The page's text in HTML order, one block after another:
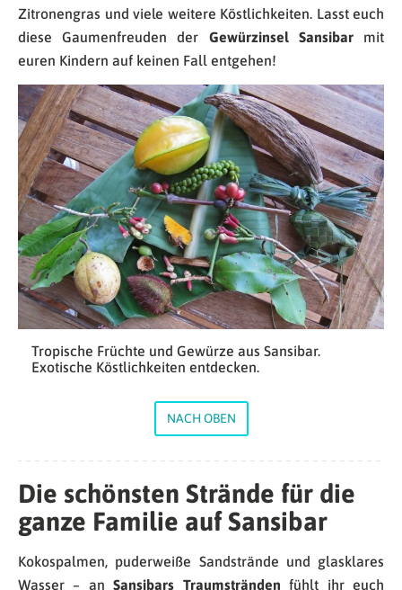
Zitronengras und viele weitere Köstlichkeiten. Lasst euch
diese Gaumenfreuden der Gewürzinsel Sansibarmit
euren Kindern auf keinen Fall entgehen!
Tropische Früchte und Gewürze aus Sansibar.
Exotische Köstlichkeiten entdecken.
NACH OBEN
Die schönsten Strände für die
ganze Familie auf Sansibar
Kokospalmen, puderweiße Sandstrände und glasklares
Wasser – anSansibars Traumstränden fühlt ihr euch